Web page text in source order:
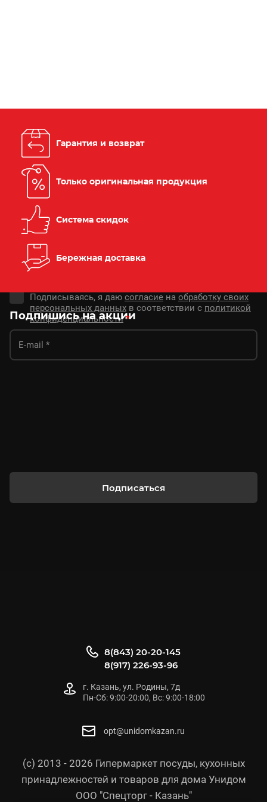
Гарантия и возврат
Только оригинальная продукция
Система скидок
Бережная доставка
Подпишись на акции
Подписываясь, я даю согласие на обработку своих
персональных данных в соответствии с политикой
конфиденциальности *
Подписаться
(с) 2013 - 2026 Гипермаркет посуды, кухонных
принадлежностей и товаров для дома Унидом
ООО "Спецторг - Казань"
8(843) 20-20-145
8(917) 226-93-96
г. Казань, ул. Родины, 7д
Пн-Сб: 9:00-20:00, Вс: 9:00-18:00
opt@unidomkazan.ru